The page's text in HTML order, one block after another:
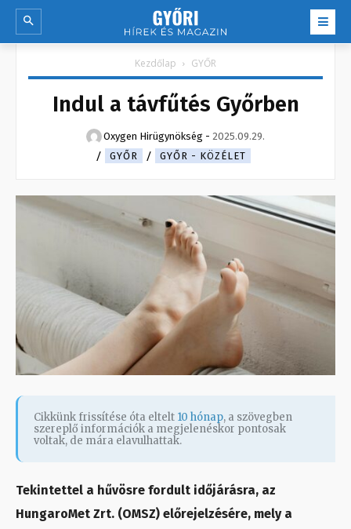
Kezdőlap GYŐR
Indul a távfűtés Győrben
Oxygen Hirügynökség - 2025.09.29.
GYŐR
GYŐR - KÖZÉLET
Cikkünk frissítése óta eltelt 10 hónap, a szövegben
szereplő információk a megjelenéskor pontosak
voltak, de mára elavulhattak.
Tekintettel a hűvösre fordult időjárásra, az
HungaroMet Zrt. (OMSZ) előrejelzésére, mely a